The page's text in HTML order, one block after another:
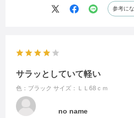
参考に
サラッとしていて軽い
色：ブラック サイズ：ＬＬ68ｃｍ
no name